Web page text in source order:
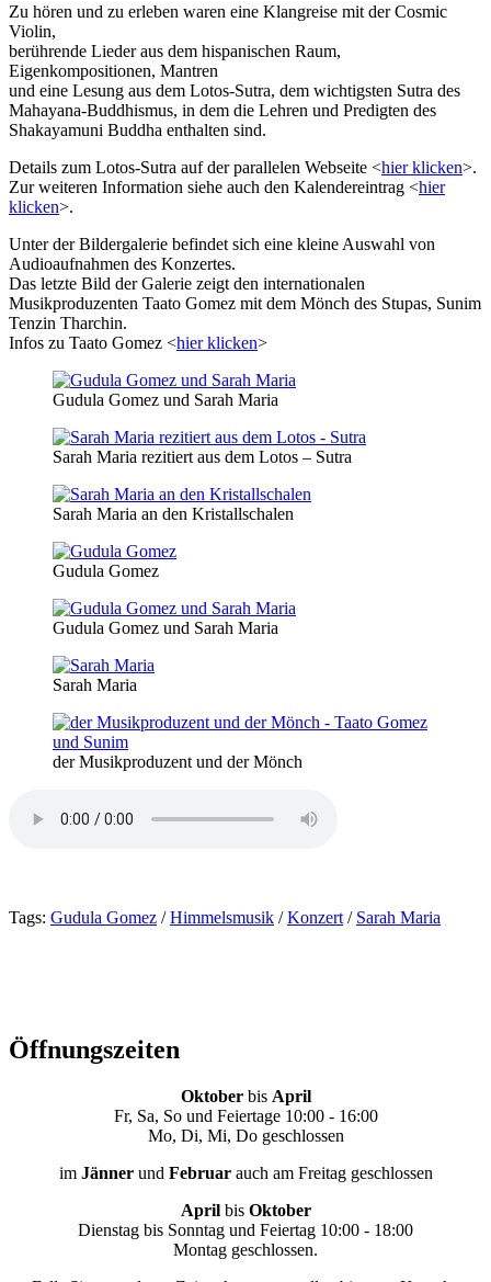
Zu hören und zu erleben waren eine Klangreise mit der Cosmic
Violin,
berührende Lieder aus dem hispanischen Raum,
Eigenkompositionen, Mantren
und eine Lesung aus dem Lotos-Sutra, dem wichtigsten Sutra des
Mahayana-Buddhismus, in dem die Lehren und Predigten des
Shakayamuni Buddha enthalten sind.
Details zum Lotos-Sutra auf der parallelen Webseite <hier klicken>.
Zur weiteren Information siehe auch den Kalendereintrag <hier
klicken>.
Unter der Bildergalerie befindet sich eine kleine Auswahl von
Audioaufnahmen des Konzertes.
Das letzte Bild der Galerie zeigt den internationalen
Musikproduzenten Taato Gomez mit dem Mönch des Stupas, Sunim
Tenzin Tharchin.
Infos zu Taato Gomez <hier klicken>
Gudula Gomez und Sarah Maria
Sarah Maria rezitiert aus dem Lotos – Sutra
Sarah Maria an den Kristallschalen
Gudula Gomez
Gudula Gomez und Sarah Maria
Sarah Maria
der Musikproduzent und der Mönch
Tags: Gudula Gomez /Himmelsmusik /Konzert / Sarah Maria
Öffnungszeiten
Oktoberbis April
Fr, Sa, So und Feiertage 10:00 - 16:00
Mo, Di, Mi, Do geschlossen
im Jännerund Februar auch am Freitag geschlossen
Aprilbis Oktober
Dienstag bis Sonntag und Feiertag 10:00 - 18:00
Montag geschlossen.